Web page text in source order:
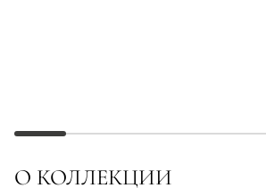
О КОЛЛЕКЦИИ